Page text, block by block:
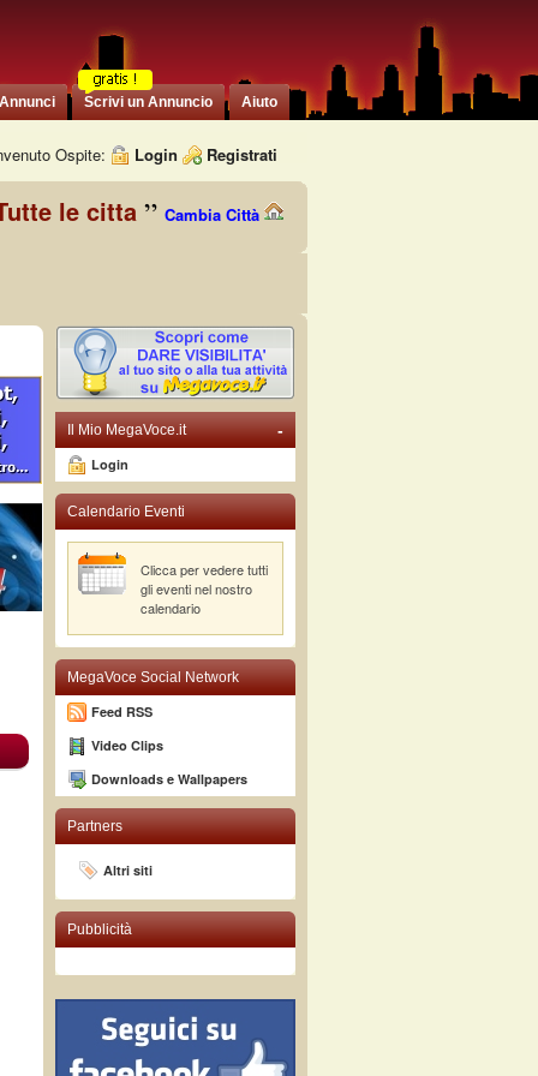
Scrivi un Annuncio Aiuto
Ospite: Login Registrati
le citta Cambia Città
-
Il Mio MegaVoce.it
Login
Calendario Eventi
Clicca per vedere tutti
gli eventi nel nostro
calendario
MegaVoce Social Network
Feed RSS
Video Clips
Downloads e Wallpapers
Partners
Altri siti
Pubblicità